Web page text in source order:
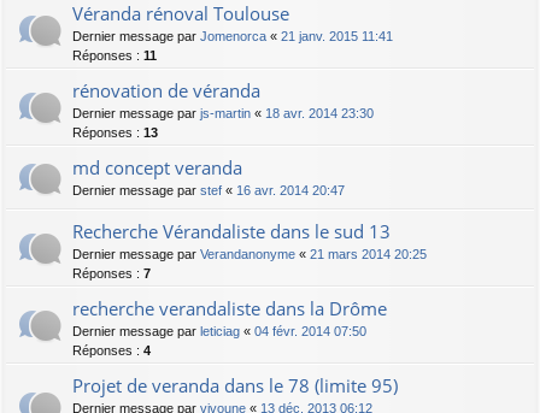
Véranda rénoval Toulouse
Dernier message par Jomenorca « 21 janv. 2015 11:41
Réponses : 11
rénovation de véranda
Dernier message par js-martin « 18 avr. 2014 23:30
Réponses : 13
md concept veranda
Dernier message par stef « 16 avr. 2014 20:47
Recherche Vérandaliste dans le sud 13
Dernier message par Verandanonyme « 21 mars 2014 20:25
Réponses : 7
recherche verandaliste dans la Drôme
Dernier message par leticiag « 04 févr. 2014 07:50
Réponses : 4
Projet de veranda dans le 78 (limite 95)
Dernier message par vivoune « 13 déc. 2013 06:12